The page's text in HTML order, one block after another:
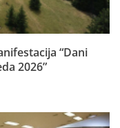
“Dani
2026”